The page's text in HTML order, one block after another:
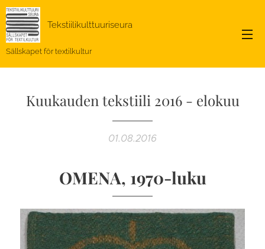
Tekstiilikulttuuriseura
Sällskapet för textilkultur
Kuukauden tekstiili 2016 - elokuu
01.08.2016
OMENA, 1970-luku